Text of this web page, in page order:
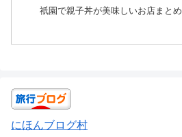
祇園で親子丼が美味しいお店まとめ
にほんブログ村